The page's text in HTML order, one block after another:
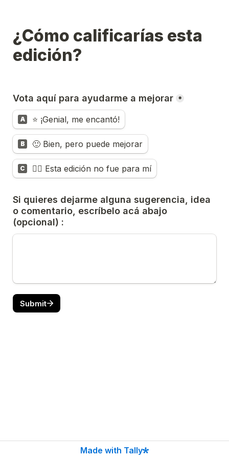
¿Cómo calificarías esta
edición?
Vota aquí para ayudarme a mejorar *
A ⭐️ ¡Genial, me encantó!
B 🙂 Bien, pero puede mejorar
C 👎🏼 Esta edición no fue para mí
Si quieres dejarme alguna sugerencia, idea
o comentario, escríbelo acá abajo
(opcional) :
Submit
Made with Tally